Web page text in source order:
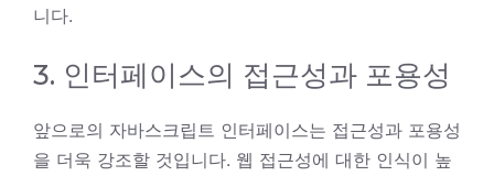
니다.
3. 인터페이스의 접근성과 포용성
앞으로의 자바스크립트 인터페이스는 접근성과 포용성
을 더욱 강조할 것입니다. 웹 접근성에 대한 인식이 높